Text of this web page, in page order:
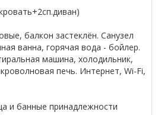
балкон застеклён. Санузел
ванна, горячая вода - бойлер.
машина, холодильник,
печь. Интернет, Wi-Fi,
и банные принадлежности